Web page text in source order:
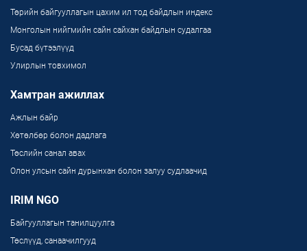
Төрийн байгууллагын цахим ил тод байдлын индекс
Монголын нийгмийн сайн сайхан байдлын судалгаа
Бусад бүтээлүүд
Улирлын товхимол
Хамтран ажиллах
Ажлын байр
Хөтөлбөр болон дадлага
Төслийн санал авах
Олон улсын сайн дурынхан болон залуу судлаачид
IRIM NGO
Байгууллагын танилцуулга
Төслүүд, санаачилгууд